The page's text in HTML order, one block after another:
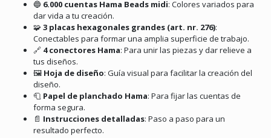
🔵 6.000 cuentas Hama Beads midi: Colores variados para
dar vida a tu creación.
🧩3 placas hexagonales grandes (art. nr. 276):
Conectables para formar una amplia superficie de trabajo.
🔗 4 conectores Hama: Para unir las piezas y dar relieve a
tus diseños.
🖼️ Hoja de diseño: Guía visual para facilitar la creación del
diseño.
🧻 Papel de planchado Hama: Para fijar las cuentas de
forma segura.
📄 Instrucciones detalladas: Paso a paso para un
resultado perfecto.